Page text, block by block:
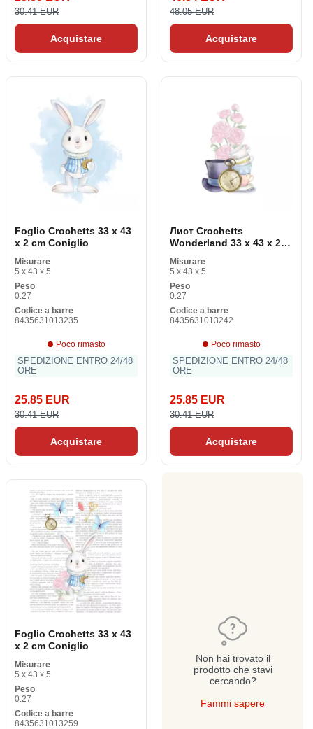
30.41 EUR
Acquistare
48.05 EUR
Acquistare
Foglio Crochetts 33 x 43
x 2 cm Coniglio
Misurare
5 x 43 x 5
Peso
0.27
Codice a barre
8435631013235
Poco rimasto
SPEDIZIONE ENTRO 24/48
ORE
25.85 EUR
30.41 EUR
Acquistare
Лист Crochetts
Wonderland 33 x 43 x 2
Misurare
5 x 43 x 5
Peso
0.27
Codice a barre
8435631013242
Poco rimasto
SPEDIZIONE ENTRO 24/48
ORE
25.85 EUR
30.41 EUR
Acquistare
Foglio Crochetts 33 x 43
x 2 cm Coniglio
Misurare
5 x 43 x 5
Peso
0.27
Codice a barre
8435631013259
Non hai trovato il
prodotto che stavi
cercando?
Fammi sapere